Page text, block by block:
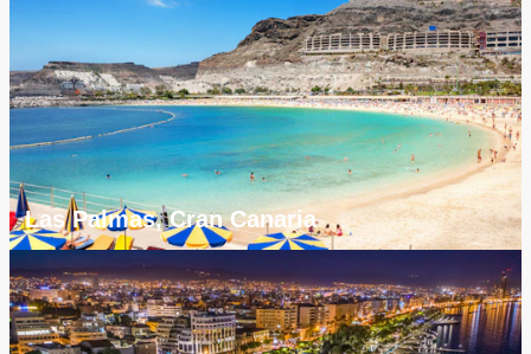
Las Palmas, Cran Canaria